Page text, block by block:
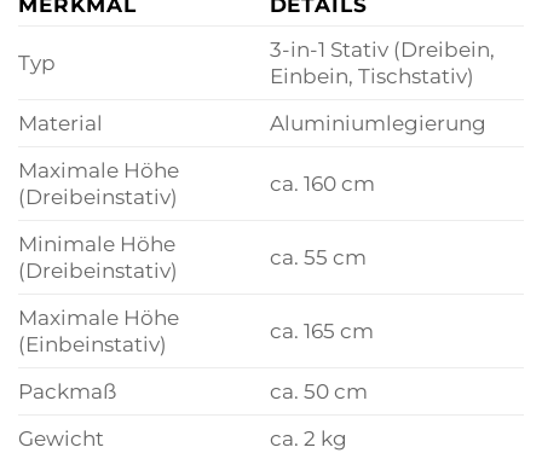
Typ
3-in-1 Stativ (Dreibein,
Einbein, Tischstativ)
Material
Aluminiumlegierung
Maximale Höhe
(Dreibeinstativ)
ca. 160 cm
Minimale Höhe
(Dreibeinstativ)
ca. 55 cm
Maximale Höhe
(Einbeinstativ)
ca. 165 cm
Packmaß
ca. 50 cm
Gewicht
ca. 2 kg